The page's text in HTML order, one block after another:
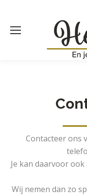
Contacteer ons
Je kan daarvoor
Wij nemen dan zo